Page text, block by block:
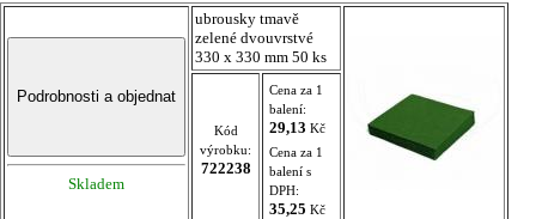
Skladem
ubrousky tmavě
zelené dvouvrstvé
330 x 330 mm 50 ks
Kód
výrobku:
722238
Cena za 1
balení:
29,13 Kč
Cena za 1
balení s
DPH:
35,25 Kč